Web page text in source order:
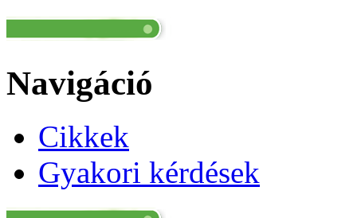
Navigáció
Cikkek
Gyakori kérdések